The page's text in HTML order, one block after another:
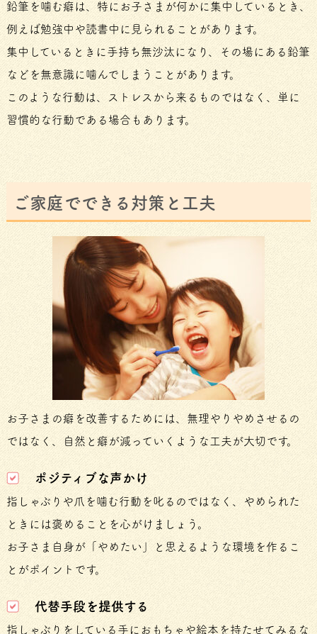
鉛筆を噛む癖は、特にお子さまが何かに集中しているとき、
例えば勉強中や読書中に見られることがあります。
集中しているときに手持ち無沙汰になり、その場にある鉛筆
などを無意識に噛んでしまうことがあります。
このような行動は、ストレスから来るものではなく、単に
習慣的な行動である場合もあります。
ご家庭でできる対策と工夫
お子さまの癖を改善するためには、無理やりやめさせるの
ではなく、自然と癖が減っていくような工夫が大切です。
ポジティブな声かけ
指しゃぶりや爪を噛む行動を叱るのではなく、やめられた
ときには褒めることを心がけましょう。
お子さま自身が「やめたい」と思えるような環境を作るこ
とがポイントです。
代替手段を提供する
指しゃぶりをしている手におもちゃや絵本を持たせてみるな